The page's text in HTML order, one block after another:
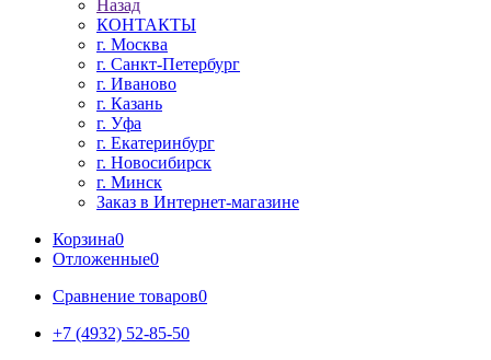
Назад
КОНТАКТЫ
г. Москва
г. Санкт-Петербург
г. Иваново
г. Казань
г. Уфа
г. Екатеринбург
г. Новосибирск
г. Минск
Заказ в Интернет-магазине
Корзина0
Отложенные0
Сравнение товаров0
+7 (4932) 52-85-50